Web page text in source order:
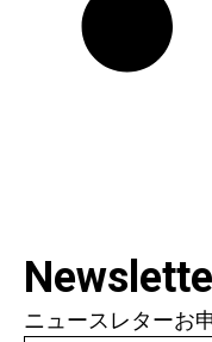
ニュースレターお